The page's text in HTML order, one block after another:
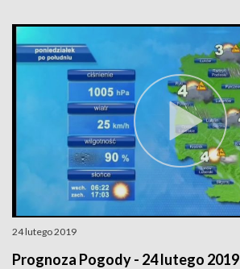
24 lutego 2019
Prognoza Pogody - 24 lutego 2019